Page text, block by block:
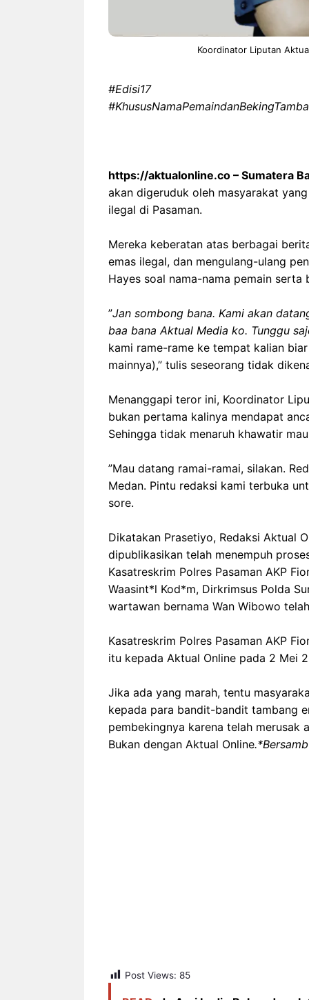
Koordinator Liputan
#Edisi17
‎https://aktualonline.co – Sumatera
akan digeruduk oleh masyarakat
ilegal di Pasaman.
‎Mereka keberatan atas berbagai
emas ilegal, dan mengulang-ulang
Hayes soal nama-nama pemain
‎”Jan sombong bana. Kami akan
baa bana Aktual Media ko. Tunggu
kami rame-rame ke tempat kalian
mainnya),” tulis seseorang tidak
‎Menanggapi teror ini, Koordinator
bukan pertama kalinya mendapat
Sehingga tidak menaruh khawatir
‎”Mau datang ramai-ramai, silakan.
Medan. Pintu redaksi kami terbuka
sore.
‎Dikatakan Prasetiyo, Redaksi Aktual
dipublikasikan telah menempuh
Kasatreskrim Polres Pasaman AKP
Waasint*l Kod*m, Dirkrimsus Polda
wartawan bernama Wan Wibowo
‎Kasatreskrim Polres Pasaman AKP
itu kepada Aktual Online pada 2 Mei
‎Jika ada yang marah, tentu
kepada para bandit-bandit tambang
pembekingnya karena telah merusak
Bukan dengan Aktual Online
Post Views: 85